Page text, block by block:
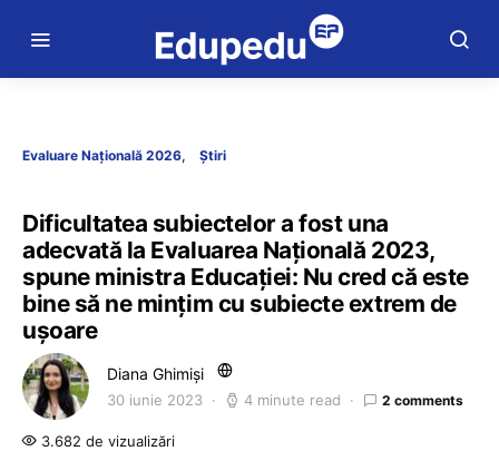
Evaluare Națională 2026 Știri
Dificultatea subiectelor a fost una
adecvată la Evaluarea Națională 2023,
spune ministra Educației: Nu cred că este
bine să ne mințim cu subiecte extrem de
ușoare
Diana Ghimiși
30 iunie 2023 4 minute read 2 comments
3.682 de vizualizări